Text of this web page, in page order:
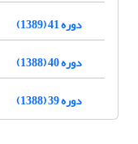
دوره 41 (1389)
دوره 40 (1388)
دوره 39 (1388)